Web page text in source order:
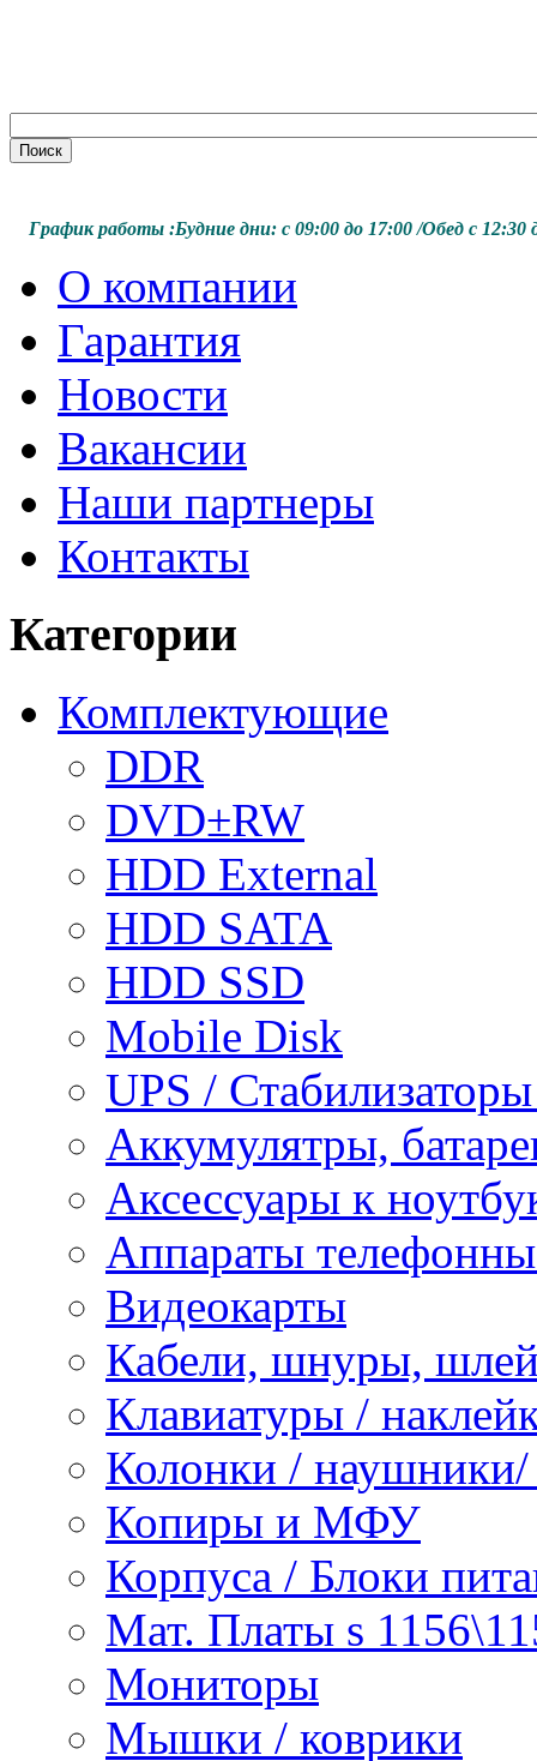
График работы :Будние дни: с 09:00 до 17:00 /Обед с 12:30
О компании
Гарантия
Новости
Вакансии
Наши партнеры
Контакты
Категории
Комплектующие
DDR
DVD±RW
HDD External
HDD SATA
HDD SSD
Mobile Disk
UPS /
Аккумулятры,
Аксессуары к
Аппараты
Видеокарты
Кабели, шнуры,
Клавиатуры /
Колонки /
Копиры и МФУ
Корпуса / Блоки
Мат. Платы s
Мониторы
Мышки / коврики